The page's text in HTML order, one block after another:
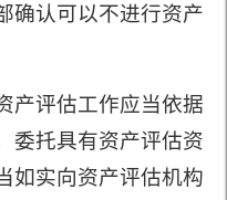
确认可以不进行资产
评估工作应当依据
委托具有资产评估资
如实向资产评估机构